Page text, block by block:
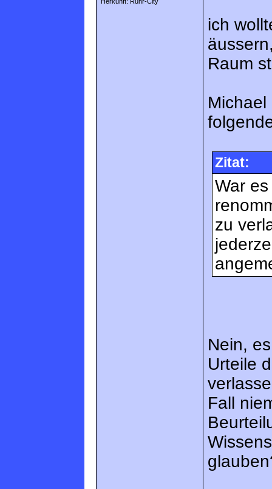
ich
Raum
Zitat:
War
zu
Nein,
Urteile
Fall